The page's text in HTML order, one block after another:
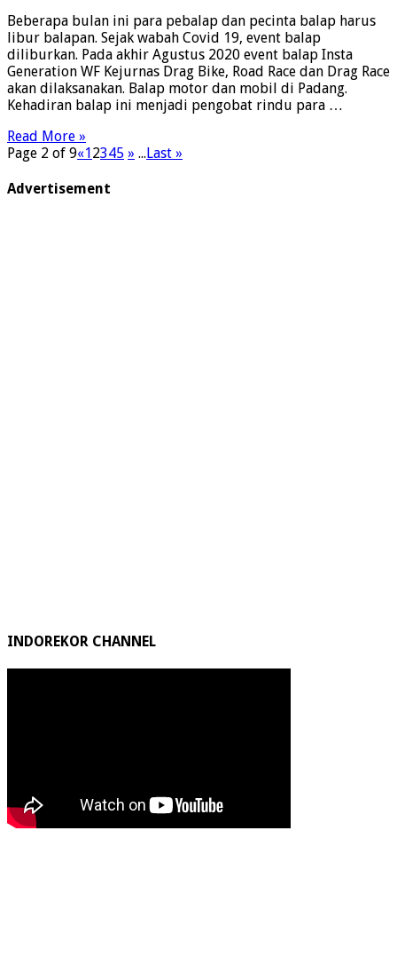
Beberapa bulan ini para pebalap dan pecinta balap harus
libur balapan. Sejak wabah Covid 19, event balap
diliburkan. Pada akhir Agustus 2020 event balap Insta
Generation WF Kejurnas Drag Bike, Road Race dan Drag Race
akan dilaksanakan. Balap motor dan mobil di Padang.
Kehadiran balap ini menjadi pengobat rindu para …
Read More »
Page 2 of 9«12345 » ...Last »
Advertisement
INDOREKOR CHANNEL